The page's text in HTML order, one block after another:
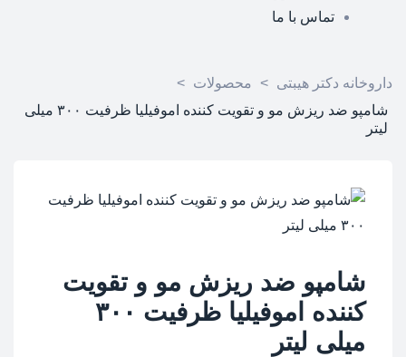
تماس با ما
داروخانه دکتر هیبتی > محصولات >
شامپو ضد ريزش مو و تقویت کننده اموفیلیا ظرفیت ۳۰۰ میلی
لیتر
شامپو ضد ريزش مو و تقویت
کننده اموفیلیا ظرفیت ۳۰۰
میلی لیتر